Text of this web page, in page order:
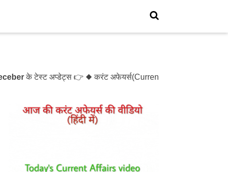
के टेस्ट अप्डेट्स 👉 ◆ करंट अफेयर्स(Current Affairs)- Test- 1214 ◆